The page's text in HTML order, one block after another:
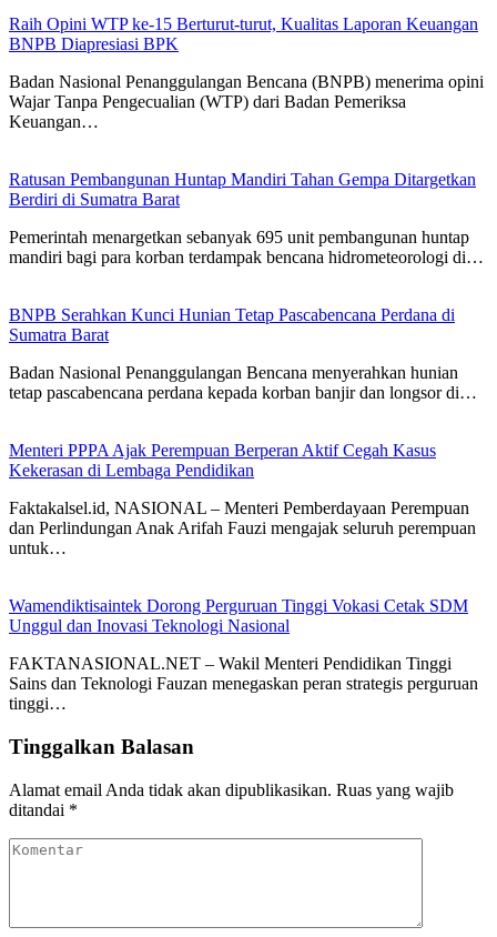
Raih Opini WTP ke-15 Berturut-turut, Kualitas Laporan Keuangan
BNPB Diapresiasi BPK
Badan Nasional Penanggulangan Bencana (BNPB) menerima opini
Wajar Tanpa Pengecualian (WTP) dari Badan Pemeriksa
Keuangan…
Ratusan Pembangunan Huntap Mandiri Tahan Gempa Ditargetkan
Berdiri di Sumatra Barat
Pemerintah menargetkan sebanyak 695 unit pembangunan huntap
mandiri bagi para korban terdampak bencana hidrometeorologi di…
BNPB Serahkan Kunci Hunian Tetap Pascabencana Perdana di
Sumatra Barat
Badan Nasional Penanggulangan Bencana menyerahkan hunian
tetap pascabencana perdana kepada korban banjir dan longsor di…
Menteri PPPA Ajak Perempuan Berperan Aktif Cegah Kasus
Kekerasan di Lembaga Pendidikan
Faktakalsel.id, NASIONAL – Menteri Pemberdayaan Perempuan
dan Perlindungan Anak Arifah Fauzi mengajak seluruh perempuan
untuk…
Wamendiktisaintek Dorong Perguruan Tinggi Vokasi Cetak SDM
Unggul dan Inovasi Teknologi Nasional
FAKTANASIONAL.NET – Wakil Menteri Pendidikan Tinggi
Sains dan Teknologi Fauzan menegaskan peran strategis perguruan
tinggi…
Tinggalkan Balasan
Alamat email Anda tidak akan dipublikasikan. Ruas yang wajib
ditandai *